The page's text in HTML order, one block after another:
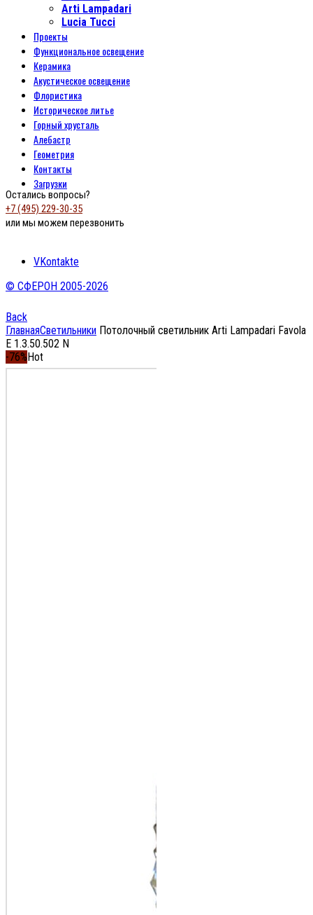
Arti Lampadari
Lucia Tucci
Проекты
Функциональное освещение
Керамика
Акустическое освещение
Флористика
Историческое литье
Горный хрусталь
Алебастр
Геометрия
Контакты
Загрузки
Остались вопросы?
+7 (495) 229-30-35
или мы можем перезвонить
VKontakte
© СФЕРОН 2005-2026
Back
ГлавнаяСветильники Потолочный светильник Arti Lampadari Favola
E 1.3.50.502 N
-76% Hot